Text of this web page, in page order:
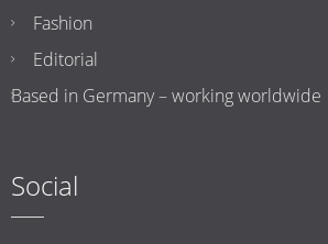
Fashion
Editorial
Based in Germany – working worldwide
Social